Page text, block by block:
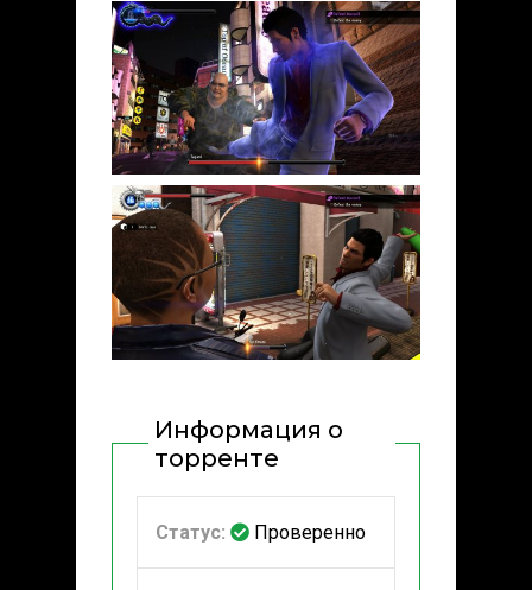
Информация о
торренте
Статус: Проверенно